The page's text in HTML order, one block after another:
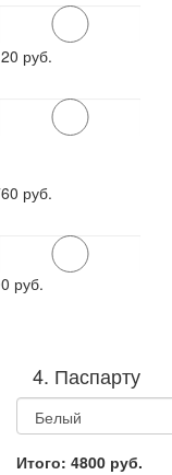
руб.
руб.
руб.
4. Паспарту
Итого: 4800 руб.